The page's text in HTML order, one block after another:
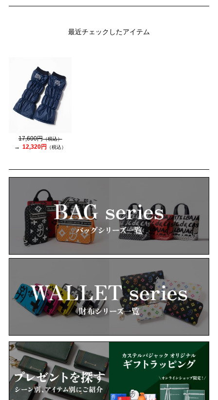
最近チェックしたアイテム
17,600円（税込）
12,320円 （税込）